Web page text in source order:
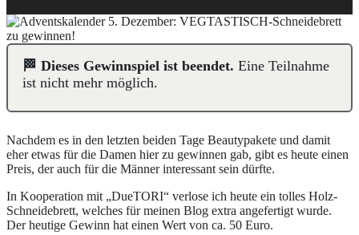
🏁 Dieses Gewinnspiel ist beendet. Eine Teilnahme
ist nicht mehr möglich.
Nachdem es in den letzten beiden Tage Beautypakete und damit
eher etwas für die Damen hier zu gewinnen gab, gibt es heute einen
Preis, der auch für die Männer interessant sein dürfte.
In Kooperation mit „DueTORI“ verlose ich heute ein tolles Holz-
Schneidebrett, welches für meinen Blog extra angefertigt wurde.
Der heutige Gewinn hat einen Wert von ca. 50 Euro.